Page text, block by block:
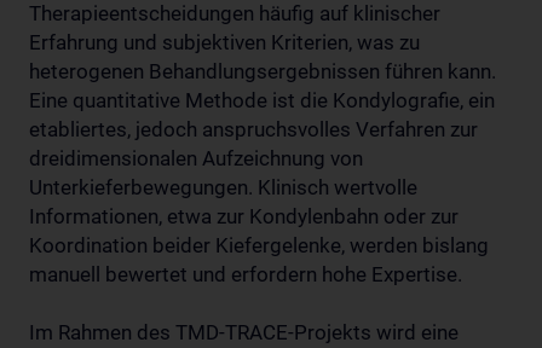
Therapieentscheidungen häufig auf klinischer
Erfahrung und subjektiven Kriterien, was zu
heterogenen Behandlungsergebnissen führen kann.
Eine quantitative Methode ist die Kondylografie, ein
etabliertes, jedoch anspruchsvolles Verfahren zur
dreidimensionalen Aufzeichnung von
Unterkieferbewegungen. Klinisch wertvolle
Informationen, etwa zur Kondylenbahn oder zur
Koordination beider Kiefergelenke, werden bislang
manuell bewertet und erfordern hohe Expertise.
Im Rahmen des TMD-TRACE-Projekts wird eine